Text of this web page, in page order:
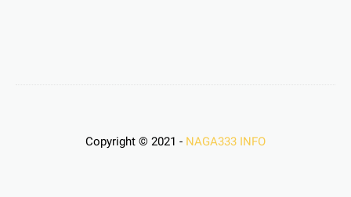
Copyright © 2021 - NAGA333 INFO